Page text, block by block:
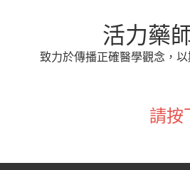
活力藥
致力於傳播正確醫學觀念，
請按